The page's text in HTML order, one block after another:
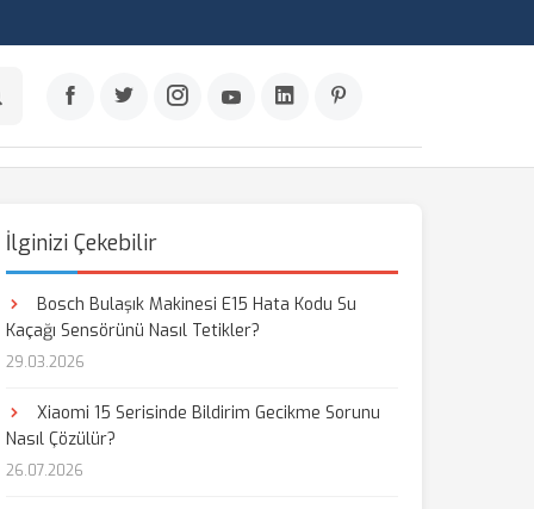
İlginizi Çekebilir
Bosch Bulaşık Makinesi E15 Hata Kodu Su
Kaçağı Sensörünü Nasıl Tetikler?
29.03.2026
Xiaomi 15 Serisinde Bildirim Gecikme Sorunu
Nasıl Çözülür?
26.07.2026